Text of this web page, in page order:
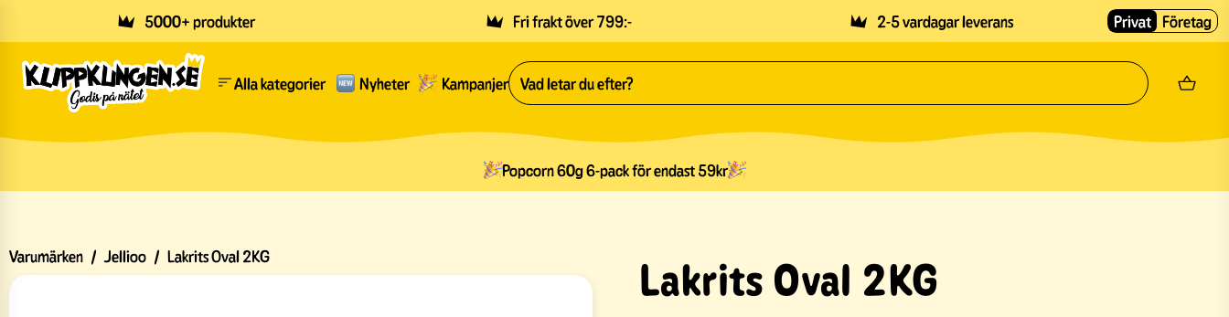
5000+ produkter Fri frakt över 799:- 2-5 vardagar leverans Privat Företag
Alla kategorier Nyheter Kampanjer
Popcorn 60g 6-pack för endast 59kr
Varumärken / Jellioo / Lakrits Oval 2KG Lakrits Oval 2KG